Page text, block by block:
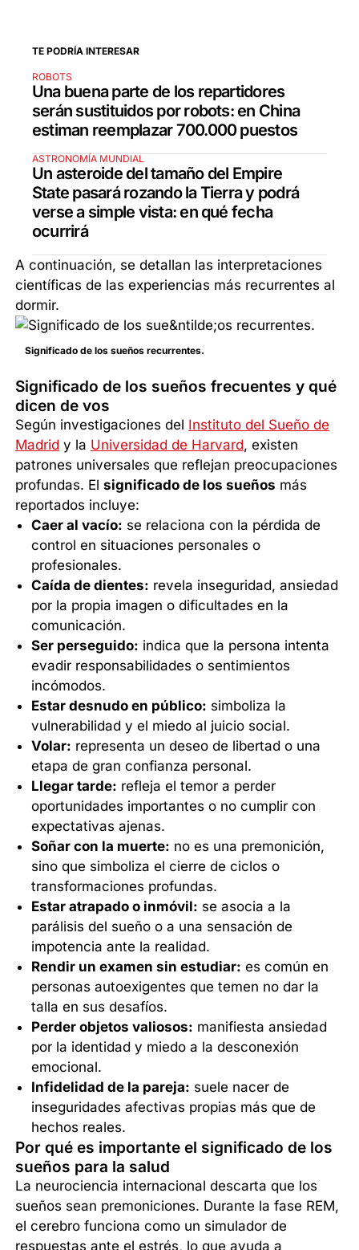
TE PODRÍA INTERESAR
ROBOTS
Una buena parte de los repartidores
serán sustituidos por robots: en China
estiman reemplazar 700.000 puestos
ASTRONOMÍA MUNDIAL
Un asteroide del tamaño del Empire
State pasará rozando la Tierra y podrá
verse a simple vista: en qué fecha
ocurrirá
A continuación, se detallan las interpretaciones
científicas de las experiencias más recurrentes al
dormir.
Significado de los sueños recurrentes.
Significado de los sueños frecuentes y qué
dicen de vos
Según investigaciones del Instituto del Sueño de
Madrid y la Universidad de Harvard, existen
patrones universales que reflejan preocupaciones
profundas. Elsignificado de los sueños más
reportados incluye:
Caer al vacío: se relaciona con la pérdida de
control en situaciones personales o
profesionales.
Caída de dientes: revela inseguridad, ansiedad
por la propia imagen o dificultades en la
comunicación.
Ser perseguido: indica que la persona intenta
evadir responsabilidades o sentimientos
incómodos.
Estar desnudo en público: simboliza la
vulnerabilidad y el miedo al juicio social.
Volar: representa un deseo de libertad o una
etapa de gran confianza personal.
Llegar tarde: refleja el temor a perder
oportunidades importantes o no cumplir con
expectativas ajenas.
Soñar con la muerte: no es una premonición,
sino que simboliza el cierre de ciclos o
transformaciones profundas.
Estar atrapado o inmóvil: se asocia a la
parálisis del sueño o a una sensación de
impotencia ante la realidad.
Rendir un examen sin estudiar: es común en
personas autoexigentes que temen no dar la
talla en sus desafíos.
Perder objetos valiosos: manifiesta ansiedad
por la identidad y miedo a la desconexión
emocional.
Infidelidad de la pareja: suele nacer de
inseguridades afectivas propias más que de
hechos reales.
Por qué es importante el significado de los
sueños para la salud
La neurociencia internacional descarta que los
sueños sean premoniciones. Durante la fase REM,
el cerebro funciona como un simulador de
respuestas ante el estrés, lo que ayuda a